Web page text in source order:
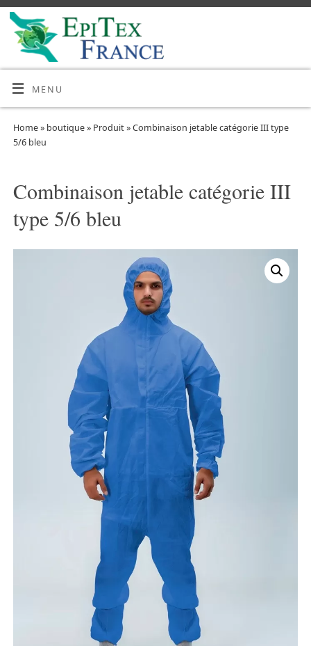
MENU
Home» boutique» Produit»Combinaison jetable catégorie III type
5/6 bleu
Combinaison jetable catégorie III
type 5/6 bleu